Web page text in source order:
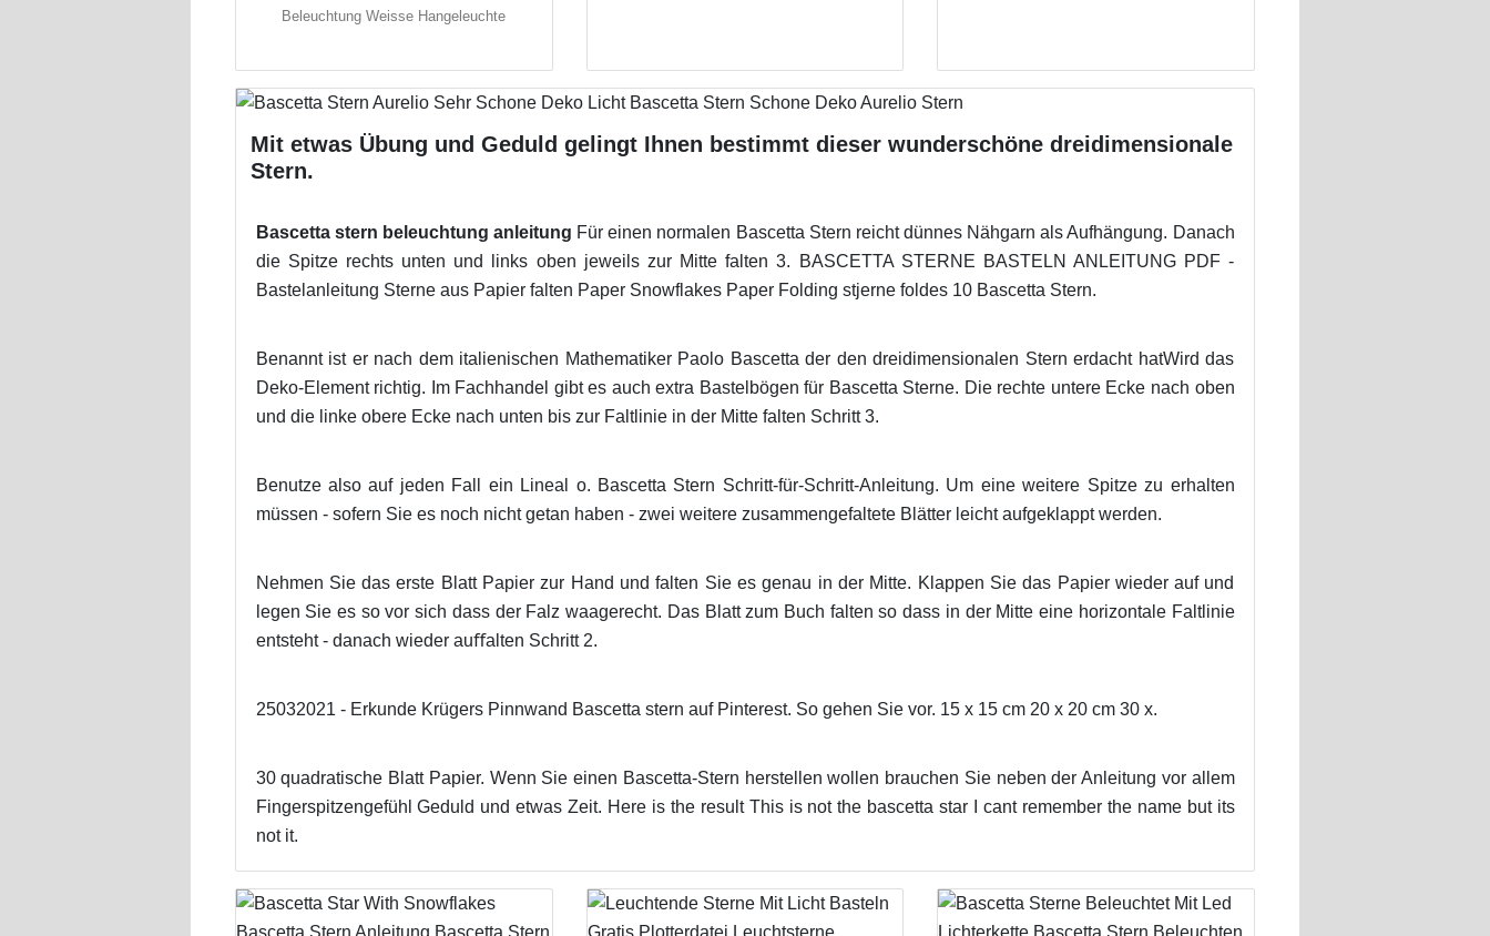
Beleuchtung Weisse Hangeleuchte
Mit etwas Übung und Geduld gelingt Ihnen bestimmt dieser wunderschöne dreidimensionale
Stern.
Bascetta stern beleuchtung anleitung Für einen normalen Bascetta Stern reicht dünnes Nähgarn als Aufhängung. Danach
die Spitze rechts unten und links oben jeweils zur Mitte falten 3. BASCETTA STERNE BASTELN ANLEITUNG PDF -
Bastelanleitung Sterne aus Papier falten Paper Snowflakes Paper Folding stjerne foldes 10 Bascetta Stern.
Benannt ist er nach dem italienischen Mathematiker Paolo Bascetta der den dreidimensionalen Stern erdacht hatWird das
Deko-Element richtig. Im Fachhandel gibt es auch extra Bastelbögen für Bascetta Sterne. Die rechte untere Ecke nach oben
und die linke obere Ecke nach unten bis zur Faltlinie in der Mitte falten Schritt 3.
Benutze also auf jeden Fall ein Lineal o. Bascetta Stern Schritt-für-Schritt-Anleitung. Um eine weitere Spitze zu erhalten
müssen - sofern Sie es noch nicht getan haben - zwei weitere zusammengefaltete Blätter leicht aufgeklappt werden.
Nehmen Sie das erste Blatt Papier zur Hand und falten Sie es genau in der Mitte. Klappen Sie das Papier wieder auf und
legen Sie es so vor sich dass der Falz waagerecht. Das Blatt zum Buch falten so dass in der Mitte eine horizontale Faltlinie
entsteht - danach wieder auﬀalten Schritt 2.
25032021 - Erkunde Krügers Pinnwand Bascetta stern auf Pinterest. So gehen Sie vor. 15 x 15 cm 20 x 20 cm 30 x.
30 quadratische Blatt Papier. Wenn Sie einen Bascetta-Stern herstellen wollen brauchen Sie neben der Anleitung vor allem
Fingerspitzengefühl Geduld und etwas Zeit. Here is the result This is not the bascetta star I cant remember the name but its
not it.